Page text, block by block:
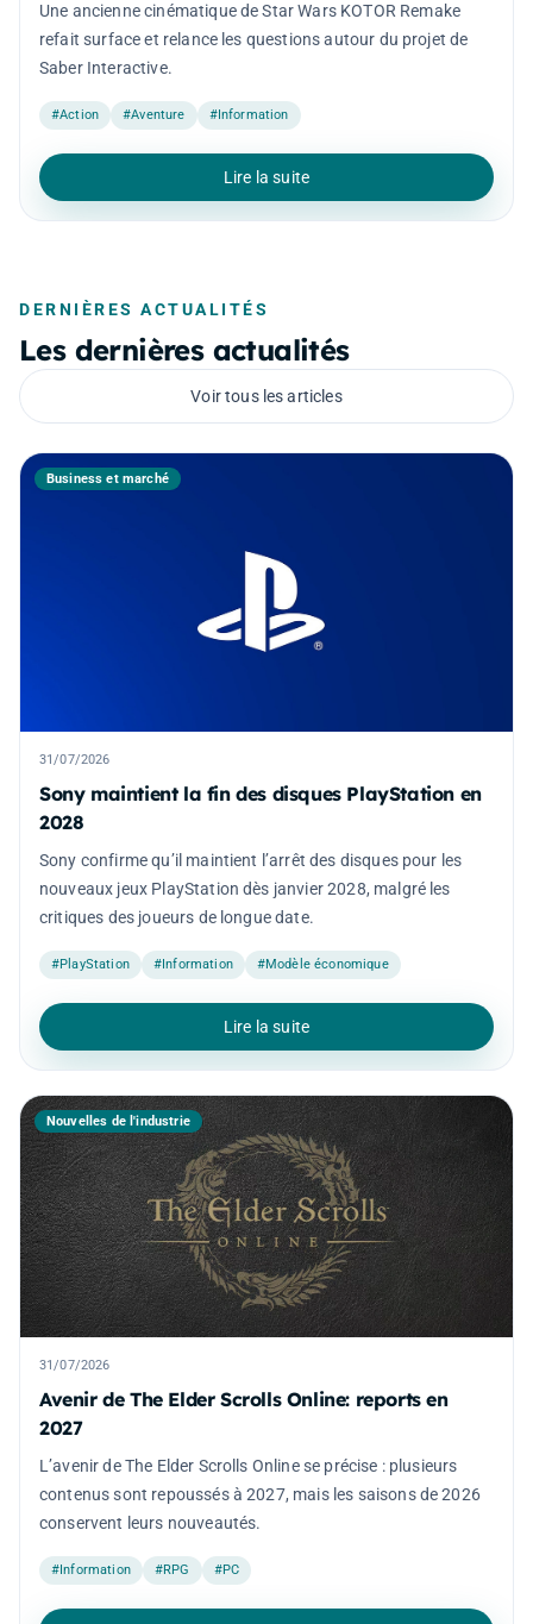
Une ancienne cinématique de Star Wars KOTOR Remake
refait surface et relance les questions autour du projet de
Saber Interactive.
#Action #Aventure #Information
Lire la suite
DERNIÈRES ACTUALITÉS
Les dernières actualités
Voir tous les articles
Business et marché
31/07/2026
Sony maintient la fin des disques PlayStation en
2028
Sony confirme qu’il maintient l’arrêt des disques pour les
nouveaux jeux PlayStation dès janvier 2028, malgré les
critiques des joueurs de longue date.
#PlayStation #Information #Modèle économique
Lire la suite
Nouvelles de l'industrie
31/07/2026
Avenir de The Elder Scrolls Online: reports en
2027
L’avenir de The Elder Scrolls Online se précise : plusieurs
contenus sont repoussés à 2027, mais les saisons de 2026
conservent leurs nouveautés.
#Information #RPG #PC